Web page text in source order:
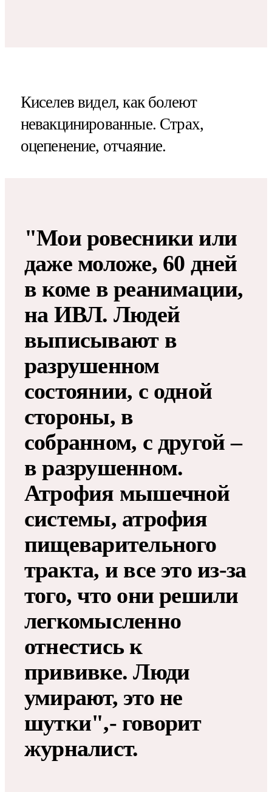
Киселев видел, как болеют
невакцинированные. Страх,
оцепенение, отчаяние.
"Мои ровесники или
даже моложе, 60 дней
в коме в реанимации,
на ИВЛ. Людей
выписывают в
разрушенном
состоянии, с одной
стороны, в
собранном, с другой –
в разрушенном.
Атрофия мышечной
системы, атрофия
пищеварительного
тракта, и все это из-за
того, что они решили
легкомысленно
отнестись к
прививке. Люди
умирают, это не
шутки",- говорит
журналист.